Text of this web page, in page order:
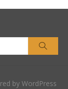
by WordPress